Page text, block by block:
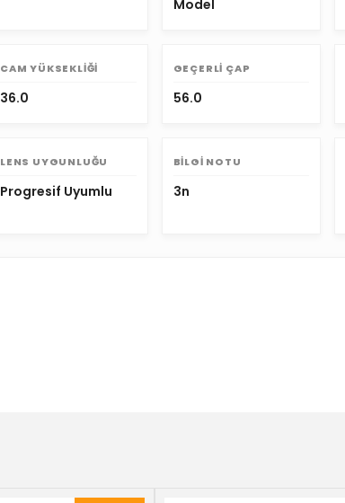
Model
CAM YÜKSEKLIĞI
36.0
GEÇERLI ÇAP
56.0
LENS UYGUNLUĞU
Progresif Uyumlu
BILGI NOTU
3n